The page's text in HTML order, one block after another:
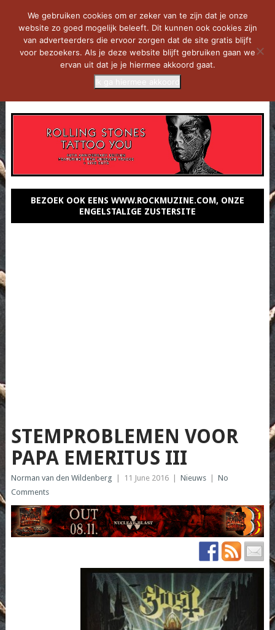
BEZOEK OOK EENS WWW.ROCKMUZINE.COM, ONZE
ENGELSTALIGE ZUSTERSITE
STEMPROBLEMEN VOOR
PAPA EMERITUS III
Norman van den Wildenberg 11 June 2016 Nieuws
No
Comments
We gebruiken cookies om er zeker van te zijn dat je onze
website zo goed mogelijk beleeft. Dit kunnen ook cookies zijn
van adverteerders die ervoor zorgen dat de site gratis blijft
voor bezoekers. Als je deze website blijft gebruiken gaan we
ervan uit dat je je hiermee akkoord gaat.
Ik ga hiermee akkoord